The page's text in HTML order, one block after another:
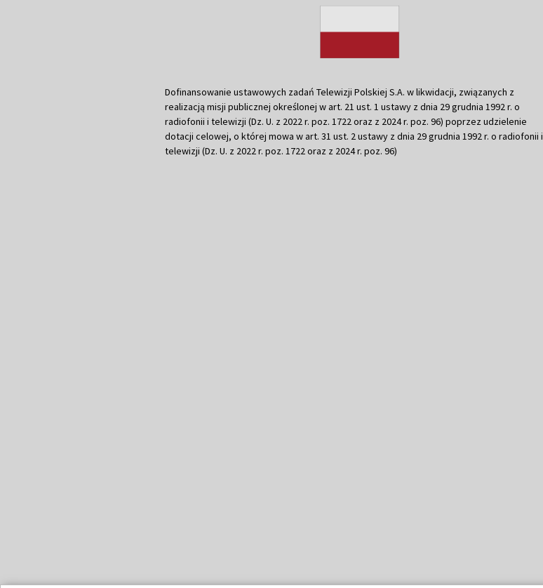
Dofinansowanie ustawowych zadań Telewizji Polskiej S.A. w likwidacji, związanych z
realizacją misji publicznej określonej w art. 21 ust. 1 ustawy z dnia 29 grudnia 1992 r. o
radiofonii i telewizji (Dz. U. z 2022 r. poz. 1722 oraz z 2024 r. poz. 96) poprzez udzielenie
dotacji celowej, o której mowa w art. 31 ust. 2 ustawy z dnia 29 grudnia 1992 r. o radiofonii i
telewizji (Dz. U. z 2022 r. poz. 1722 oraz z 2024 r. poz. 96)